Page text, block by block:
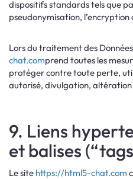
dispositifs standards tels que
pseudonymisation, l’encryption
Lors du traitement des
chat.comprend toutes les
protéger contre toute perte,
autorisé, divulgation,
9. Liens
et balises
Le site https://html5-chat.com